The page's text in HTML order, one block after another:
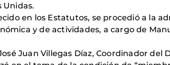
Unidas.
en los Estatutos, se procedió a la
y de actividades, a cargo de
Juan Villegas Díaz, Coordinador